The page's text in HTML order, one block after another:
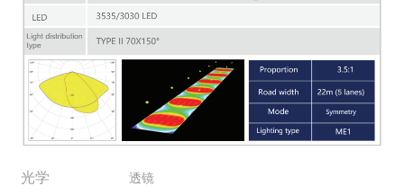
光学 透镜